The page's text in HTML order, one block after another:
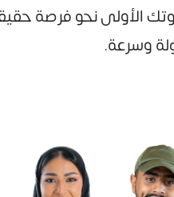
الأولى نحو فرصة
وسرعة.